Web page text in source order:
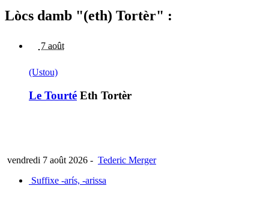
Lòcs damb "(eth) Tortèr" :
7 août
(Ustou)
Le Tourté Eth Tortèr
vendredi 7 août 2026 - Tederic Merger
Suffixe -arís, -arissa